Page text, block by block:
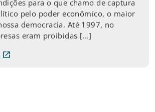
para o que chamo de captura
pelo poder econômico, o maior
democracia. Até 1997, no
eram proibidas […]
open_in_new